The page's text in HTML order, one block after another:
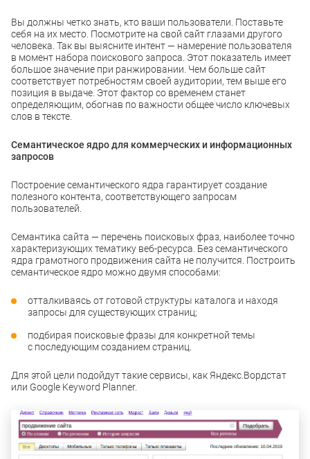
Вы должны четко знать, кто ваши пользователи. Поставьте
себя на их место. Посмотрите на свой сайт глазами другого
человека. Так вы выясните интент — намерение пользователя
в момент набора поискового запроса. Этот показатель имеет
большое значение при ранжировании. Чем больше сайт
соответствует потребностям своей аудитории, тем выше его
позиция в выдаче. Этот фактор со временем станет
определяющим, обогнав по важности общее число ключевых
слов в тексте.
Семантическое ядро для коммерческих и информационных
запросов
Построение семантического ядра гарантирует создание
полезного контента, соответствующего запросам
пользователей.
Семантика сайта — перечень поисковых фраз, наиболее точно
характеризующих тематику веб-ресурса. Без семантического
ядра грамотного продвижения сайта не получится. Построить
семантическое ядро можно двумя способами:
отталкиваясь от готовой структуры каталога и находя
запросы для существующих страниц;
подбирая поисковые фразы для конкретной темы
с последующим созданием страниц.
Для этой цели подойдут такие сервисы, как Яндекс.Вордстат
или Google Keyword Planner.